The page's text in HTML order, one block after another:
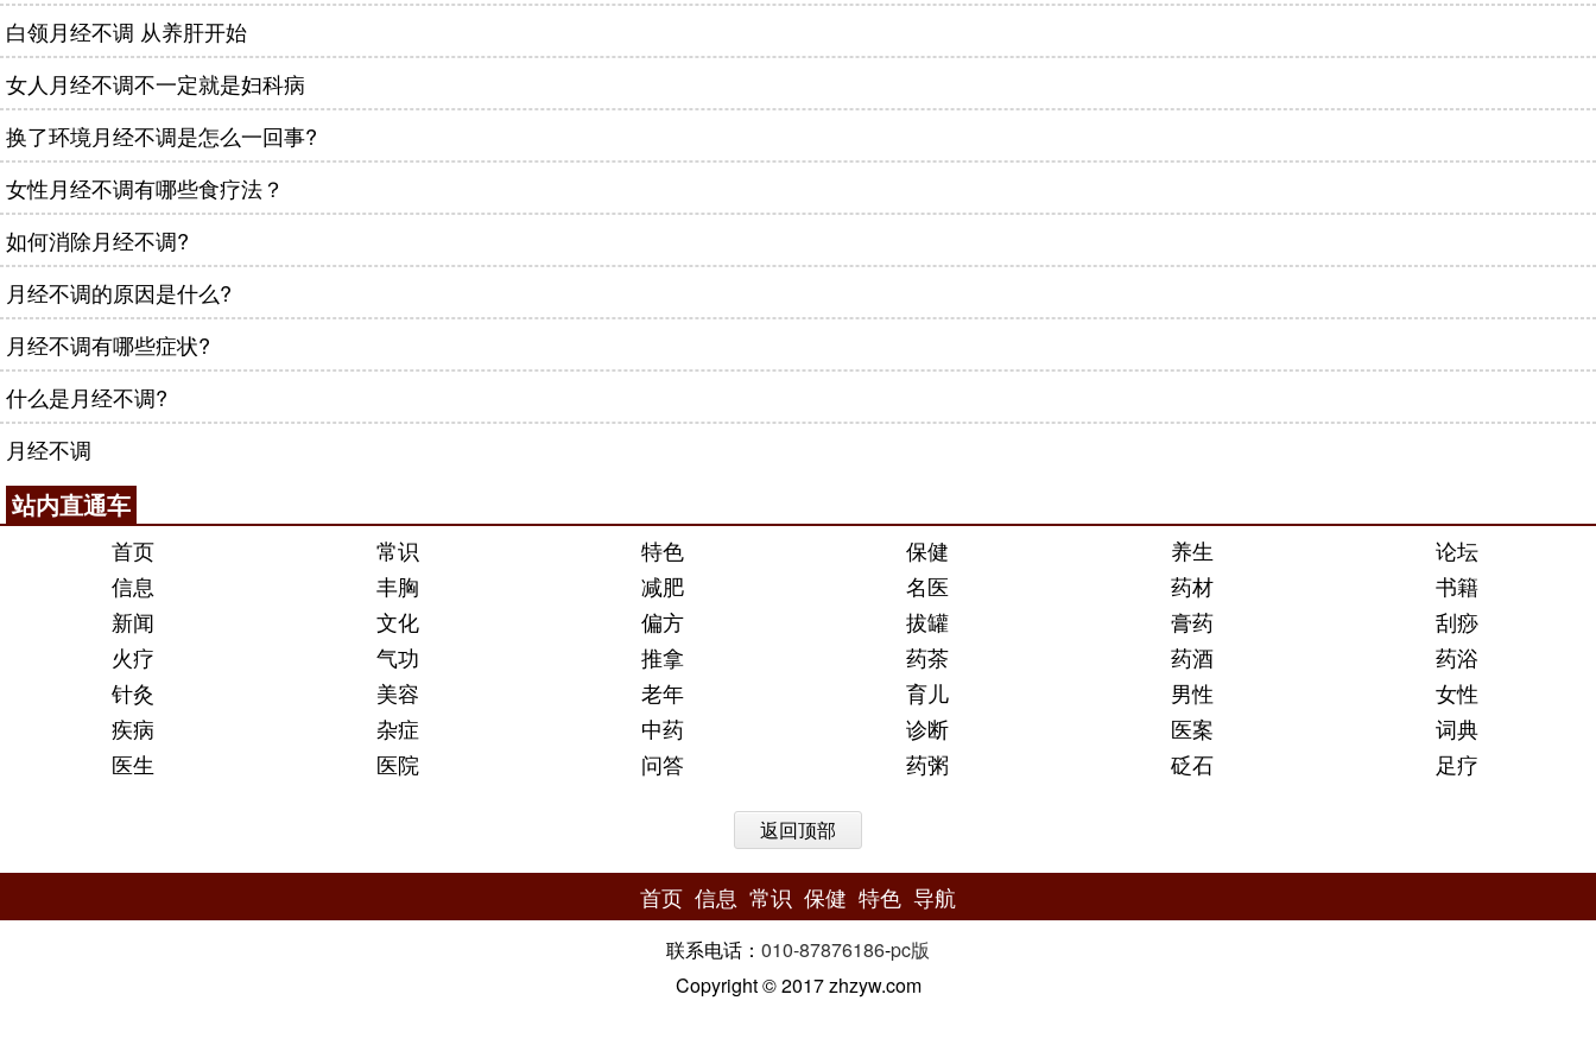
白领月经不调 从养肝开始
女人月经不调不一定就是妇科病
换了环境月经不调是怎么一回事?
女性月经不调有哪些食疗法？
如何消除月经不调?
月经不调的原因是什么?
月经不调有哪些症状?
什么是月经不调?
月经不调
站内直通车
首页 常识 特色 保健 养生
论坛
信息
丰胸 减肥 名医 药材
书籍
新闻
文化 偏方 拔罐 膏药
刮痧
火疗
气功 推拿 药茶 药酒
药浴
针灸
美容 老年 育儿 男性
女性
疾病
杂症 中药 诊断 医案
词典
医生
医院 问答 药粥 砭石 足疗
返回顶部
首页 信息 常识 保健 特色 导航
联系电话： 010-87876186-pc版
Copyright © 2017 zhzyw.com